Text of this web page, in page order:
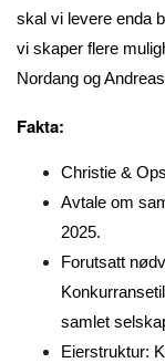
skal vi levere enda
vi skaper flere
Nordang og
Fakta:
Christie &
Avtale om
2025.
Forutsatt
samlet
Eierstruktur: